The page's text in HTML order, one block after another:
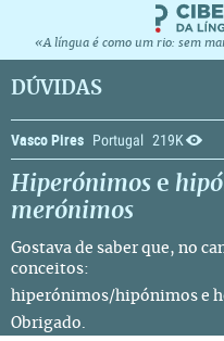
«A língua é como um rio: sem
DÚVIDAS
Vasco Pires Portugal 219K
Hiperónimos e
merónimos
Gostava de saber que, no
conceitos:
hiperónimos/hipónimos e
Obrigado.